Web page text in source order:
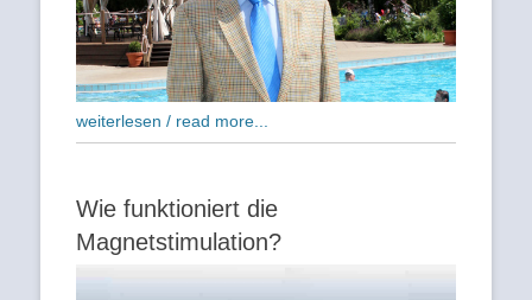
weiterlesen / read more...
Wie funktioniert die
Magnetstimulation?